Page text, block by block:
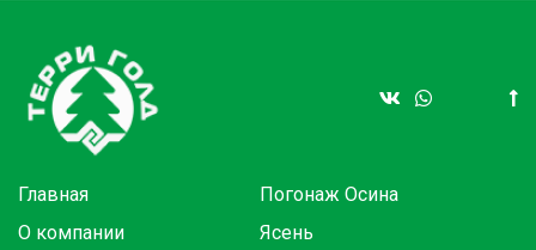
Главная
О компании
Погонаж Осина
Ясень